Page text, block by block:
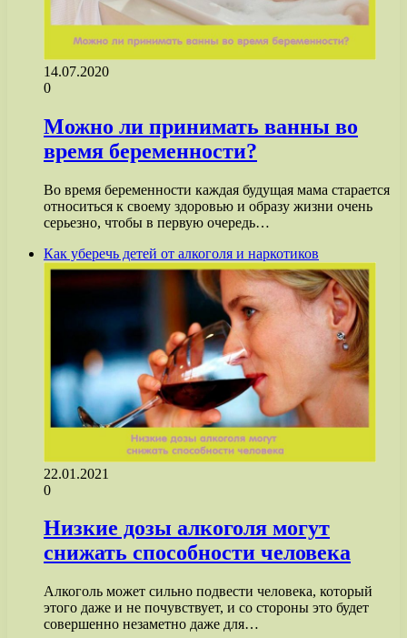
14.07.2020
0
Можно ли принимать ванны во
время беременности?
Во время беременности каждая будущая мама старается
относиться к своему здоровью и образу жизни очень
серьезно, чтобы в первую очередь…
Как уберечь детей от алкоголя и наркотиков
22.01.2021
0
Низкие дозы алкоголя могут
снижать способности человека
Алкоголь может сильно подвести человека, который
этого даже и не почувствует, и со стороны это будет
совершенно незаметно даже для…